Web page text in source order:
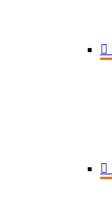

